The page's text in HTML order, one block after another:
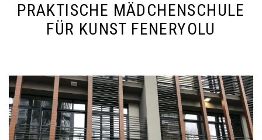
PRAKTISCHE MÄDCHENSCHULE
FÜR KUNST FENERYOLU